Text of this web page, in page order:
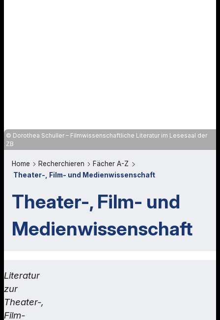
Dorothea Schuller – Filmwissenschaftliche Literatur im Lesesaal der
ZB
Home Recherchieren
Fächer A-Z
Theater-, Film- und Medienwissenschaft
Theater-, Film- und
Medienwissenschaft
Literatur
zur
Theater-,
Film-